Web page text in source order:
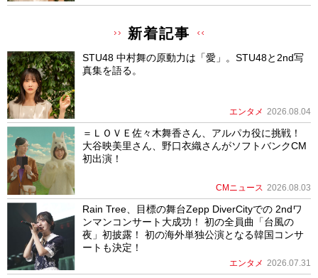
新着記事
STU48 中村舞の原動力は「愛」。STU48と2nd写
真集を語る。
エンタメ 2026.08.04
＝ＬＯＶＥ佐々木舞香さん、アルパカ役に挑戦！
大谷映美里さん、野口衣織さんがソフトバンクCM
初出演！
CMニュース 2026.08.03
Rain Tree、目標の舞台Zepp DiverCityでの 2ndワ
ンマンコンサート大成功！ 初の全員曲「台風の
夜」初披露！ 初の海外単独公演となる韓国コンサ
ートも決定！
エンタメ 2026.07.31